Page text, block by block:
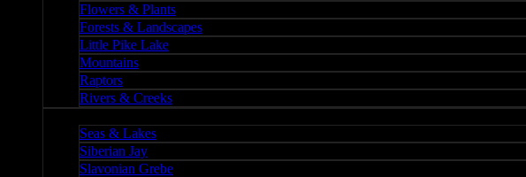
Flowers & Plants
Forests & Landscapes
Little Pike Lake
Mountains
Raptors
Rivers & Creeks
Seas & Lakes
Siberian Jay
Slavonian Grebe